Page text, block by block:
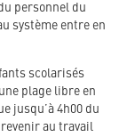
personnel du
système entre en
scolarisés
plage libre en
jusqu’à 4h00 du
au travail